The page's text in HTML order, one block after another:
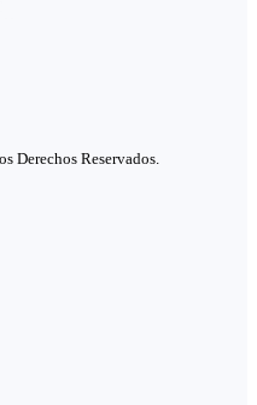
Derechos Reservados.